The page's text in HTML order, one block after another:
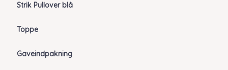
Strik Pullover blå
Toppe
Gaveindpakning